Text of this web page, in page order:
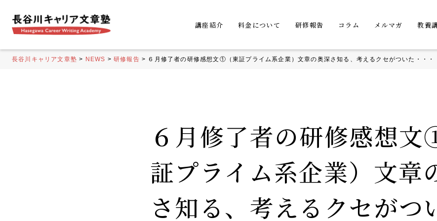
講座紹介 料金について 研修報告 コラム メルマガ 教養
長谷川キャリア文章塾 > NEWS >研修報告 > ６月修了者の研修感想文①（東証プライム系企業）文章の奥深さ知る、考えるクセがついた・・・
６月修了者の研修感想
証プライム系企業）文章
さ知る、考えるクセがつ